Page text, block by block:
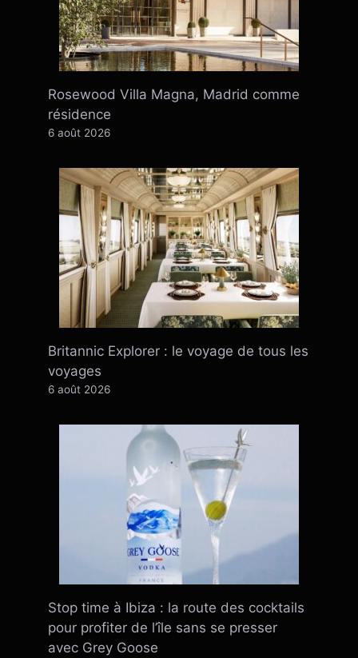
Rosewood Villa Magna, Madrid comme
résidence
6 août 2026
Britannic Explorer : le voyage de tous les
voyages
6 août 2026
Stop time à Ibiza : la route des cocktails
pour profiter de l’île sans se presser
avec Grey Goose